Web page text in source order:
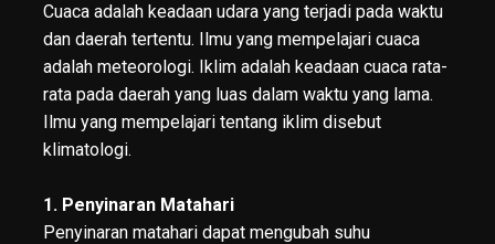
Cuaca adalah keadaan udara yang terjadi pada waktu
dan daerah tertentu. Ilmu yang mempelajari cuaca
adalah meteorologi. Iklim adalah keadaan cuaca rata-
rata pada daerah yang luas dalam waktu yang lama.
Ilmu yang mempelajari tentang iklim disebut
klimatologi.
1. Penyinaran Matahari
Penyinaran matahari dapat mengubah suhu